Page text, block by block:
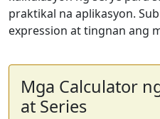
praktikal na aplikasyon.
expression at tingnan ang
Mga Calculator
at Series